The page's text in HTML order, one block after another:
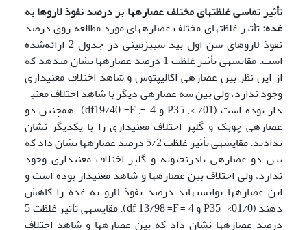
تأثیر تماسی غلظت­های مختلف عصاره­ها بر درصد نفوذ لاروها به
غده:تأثیر غلظت­های مختلف عصاره­های مورد مطالعه روی درصد
نفوذ لاروهای سن اول بید سیب­زمینی در جدول 2 ارائه‌شده
است. مقایسه­ی تأثیر غلظت 1 درصد عصاره­ها نشان می­دهد که
از این نظر بین عصاره­ی اکالیپتوس و شاهد اختلاف معنی­داری
وجود ندارد، ولی بین سه عصاره­ی دیگر با شاهد اختلاف معنی­
دار بوده است (01/ >, P35 و 4 =, df19/40 =F). همچنین دو
عصاره­ی چوبک و گلپر اختلاف معنی­داری را با یکدیگر نشان
ندادند. مقایسه­ی تأثیر غلظت 5/2 درصد عصاره­ها نشان داد که
بین دو عصاره­ی بادرنجبویه و گلپر اختلاف معنی­داری وجود
ندارد، ولی اختلاف بین عصاره­ها و شاهد معنی­دار بوده است و
این عصاره­ها توانسته­اند درصد نفوذ لارو به غده را کاهش
دهند (01/0> , P35 و 4 =,df 13/98 =F). مقایسه­ی تأثیر غلظت 5
درصد عصاره­ها نشان داد که بین عصاره­ها و شاهد اختلاف